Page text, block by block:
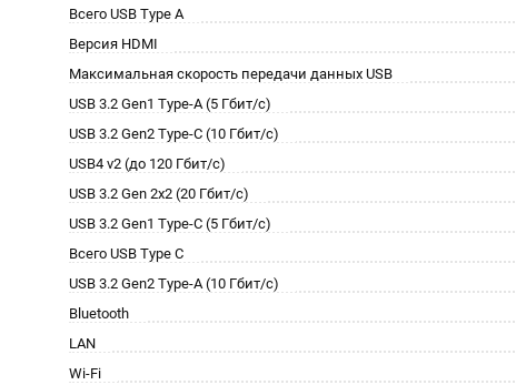
Всего USB Type A
Версия HDMI
Максимальная скорость передачи данных USB
USB 3.2 Gen1 Type-A (5 Гбит/с)
USB 3.2 Gen2 Type-C (10 Гбит/с)
USB4 v2 (до 120 Гбит/с)
USB 3.2 Gen 2x2 (20 Гбит/с)
USB 3.2 Gen1 Type-C (5 Гбит/с)
Всего USB Type C
USB 3.2 Gen2 Type-A (10 Гбит/с)
Bluetooth
LAN
Wi-Fi